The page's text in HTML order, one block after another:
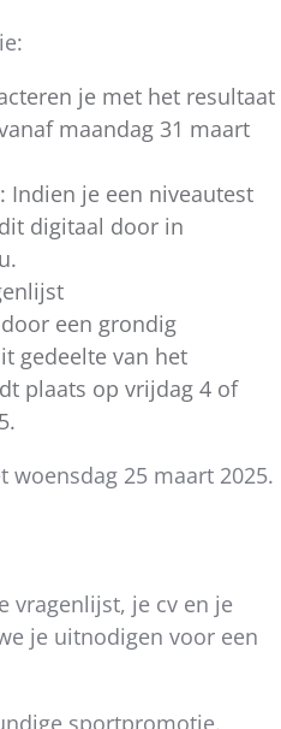
je met het resultaat
maandag 31 maart
Indien je een niveautest
digitaal door in
een grondig
gedeelte van het
plaats op vrijdag 4 of
25 maart 2025.
vragenlijst, je cv en je
je uitnodigen voor een
sportpromotie.